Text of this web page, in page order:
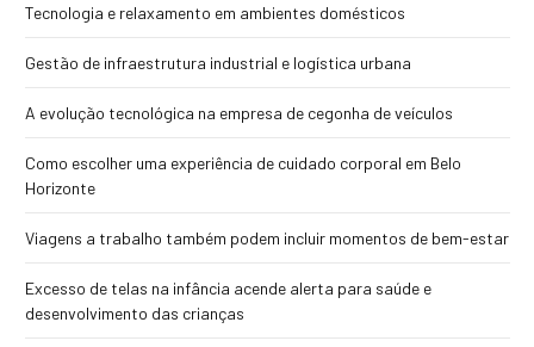
Tecnologia e relaxamento em ambientes domésticos
Gestão de infraestrutura industrial e logística urbana
A evolução tecnológica na empresa de cegonha de veículos
Como escolher uma experiência de cuidado corporal em Belo
Horizonte
Viagens a trabalho também podem incluir momentos de bem-estar
Excesso de telas na infância acende alerta para saúde e
desenvolvimento das crianças